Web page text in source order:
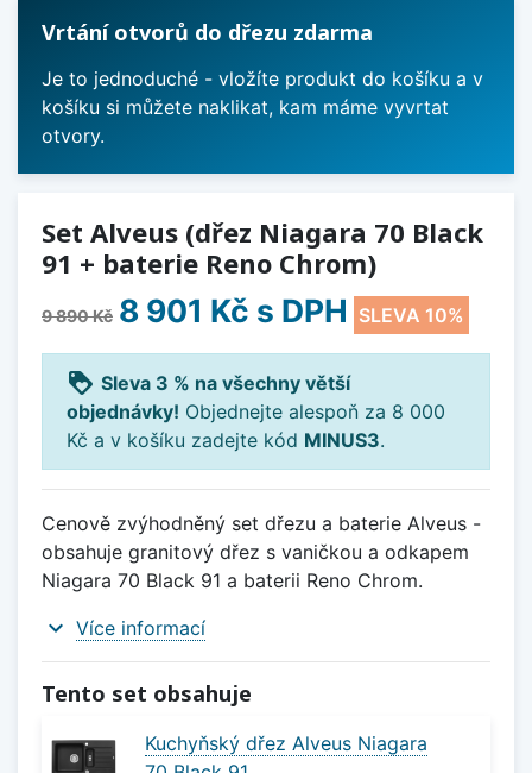
Vrtání otvorů do dřezu zdarma
Je to jednoduché - vložíte produkt do košíku a v
košíku si můžete naklikat, kam máme vyvrtat
otvory.
Set Alveus (dřez Niagara 70 Black
91 + baterie Reno Chrom)
9 890 Kč 8 901 Kč s DPH SLEVA 10%
loyalty Sleva 3 % na všechny větší
objednávky! Objednejte alespoň za 8 000
Kč a v košíku zadejte kód MINUS3.
Cenově zvýhodněný set dřezu a baterie Alveus -
obsahuje granitový dřez s vaničkou a odkapem
Niagara 70 Black 91 a baterii Reno Chrom.
expand_more Více informací
Tento set obsahuje
Kuchyňský dřez Alveus Niagara